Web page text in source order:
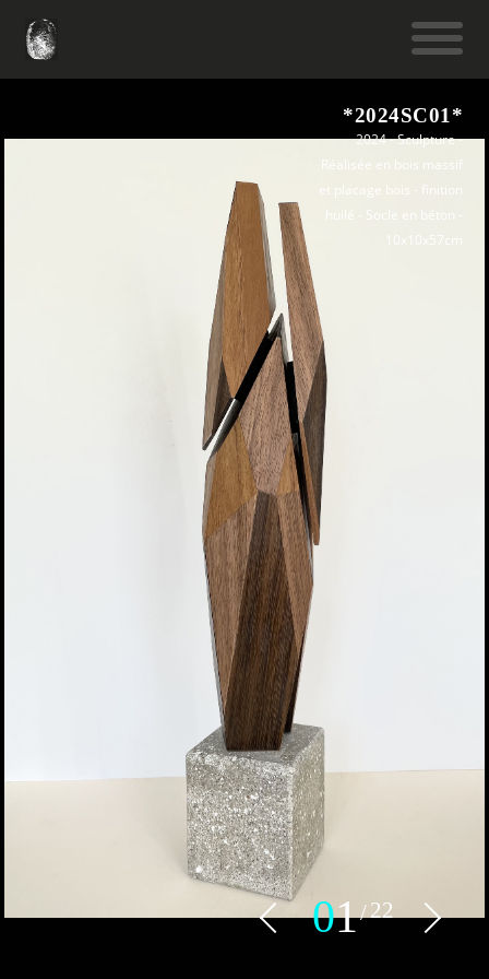
*2024SC01*
2024 - Sculpture -
Réalisée en bois massif
et placage bois - finition
huilé - Socle en béton -
10x10x57cm
01 22